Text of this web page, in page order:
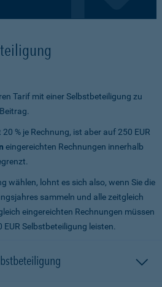
Tarif mit einer Selbstbeteiligung zu
% je Rechnung, ist aber auf 250 EUR
eingereichten Rechnungen innerhalb
wählen, lohnt es sich also, wenn Sie die
sammeln und alle zeitgleich
eingereichten Rechnungen müssen
Selbstbeteiligung leisten.